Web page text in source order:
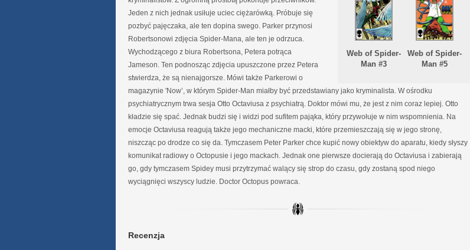
Web of Spider-
Man #3
Web of Spider-
Man #5
Jeden z nich jednak usiłuje uciec ciężarówką. Próbuje się
pozbyć pajęczaka, ale ten dopina swego. Parker przynosi
Robertsonowi zdjęcia Spider-Mana, ale ten je odrzuca.
Wychodzącego z biura Robertsona, Petera potrąca
Jameson. Ten podnosząc zdjęcia upuszczone przez Petera
stwierdza, że są nienajgorsze. Mówi także Parkerowi o
magazynie 'Now’, w którym Spider-Man miałby być przedstawiany jako kryminalista. W ośrodku
psychiatrycznym trwa sesja Otto Octaviusa z psychiatrą. Doktor mówi mu, że jest z nim coraz lepiej. Otto
kładzie się spać. Jednak budzi się i widzi pod sufitem pająka, który przywołuje w nim wspomnienia. Na
emocje Octaviusa reagują także jego mechaniczne macki, które przemieszczają się w jego stronę,
niszcząc po drodze co się da. Tymczasem Peter Parker chce kupić nowy obiektyw do aparatu, kiedy słyszy
komunikat radiowy o Octopusie i jego mackach. Jednak one pierwsze docierają do Octaviusa i zabierają
go, gdy tymczasem Spidey musi przytrzymać walący się strop do czasu, gdy zostaną spod niego
wyciągnięci wszyscy ludzie. Doctor Octopus powraca.
Recenzja